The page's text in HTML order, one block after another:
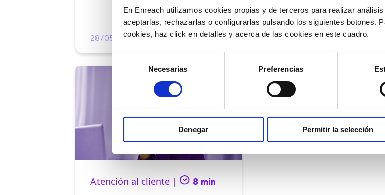
En Enreach utilizamos cookies propias y de terceros para realizar
aceptarlas, rechazarlas o configurarlas pulsando los siguientes botones.
cookies, haz click en detalles y acerca de las cookies en este cuadro.
consentimiento
Necesarias Preferencias
Denegar Permitir la selección
28/05/2026 12/05/2026
Atención al cliente | 8 min